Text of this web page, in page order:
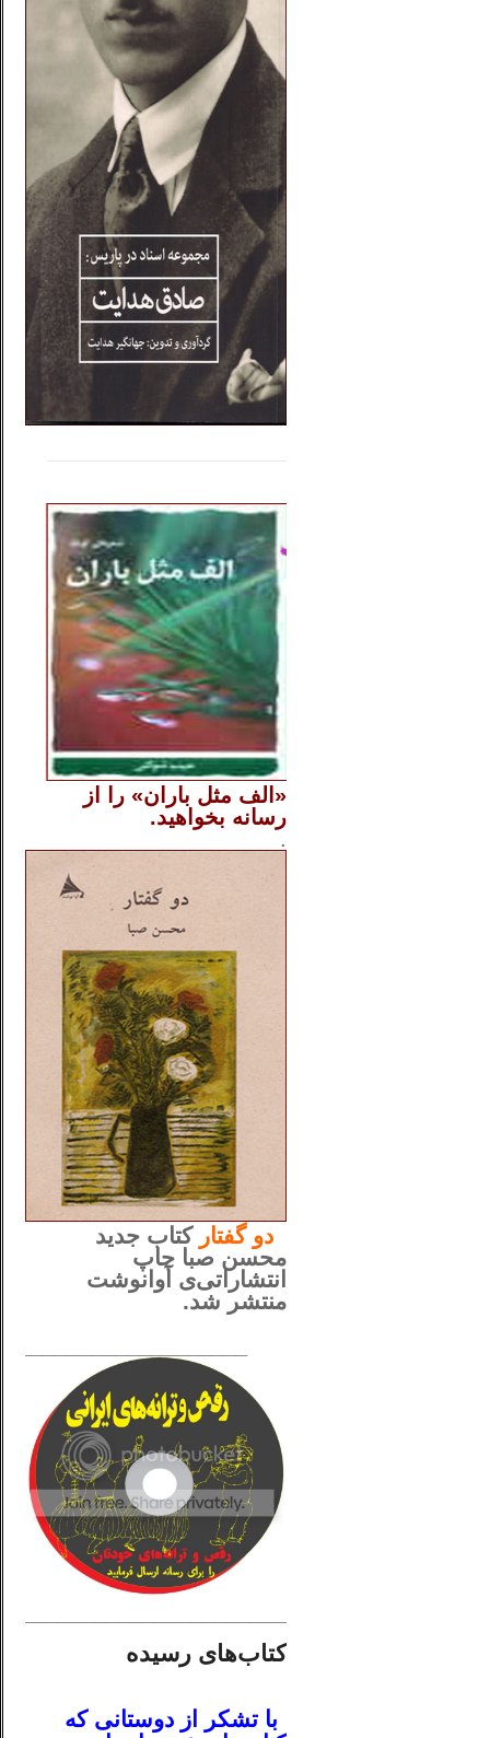
«الف مثل باران» را از
رسانه بخواهید.
.
دوگفتار کتاب جدید
محسن صبا چاپ
انتشاراتی‌ی آوانوشت
منتشر شد.
کتاب‌های رسیده
با تشکر از دوستانی که